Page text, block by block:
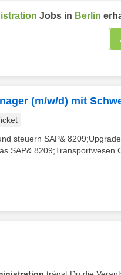
Jobs in Berlin
(m/w/d) mit
steuern SAP&
SAP& 8209;Transportwesen